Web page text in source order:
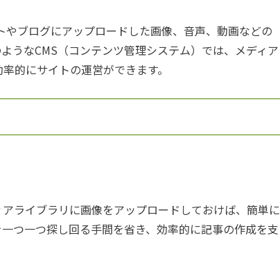
ブログにアップロードした画像、音声、動画などの
うなCMS（コンテンツ管理システム）では、メディア
的にサイトの運営ができます。
ライブラリに画像をアップロードしておけば、簡単に
つ一つ探し回る手間を省き、効率的に記事の作成を支